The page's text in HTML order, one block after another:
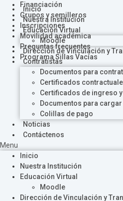
Financiación
Grupos y semilleros
Inscripciones
Movilidad académica
Preguntas frecuentes
Programa Sillas Vacías
Inicio
Nuestra Institución
Educación Virtual
Moodle
Dirección de Vinculación y
Contratistas
Documentos para
Certificados
Certificados de ingreso
Documentos para cargar
Colillas de pago
Noticias
Contáctenos
Menu
Inicio
Nuestra Institución
Educación Virtual
Moodle
Dirección de Vinculación y